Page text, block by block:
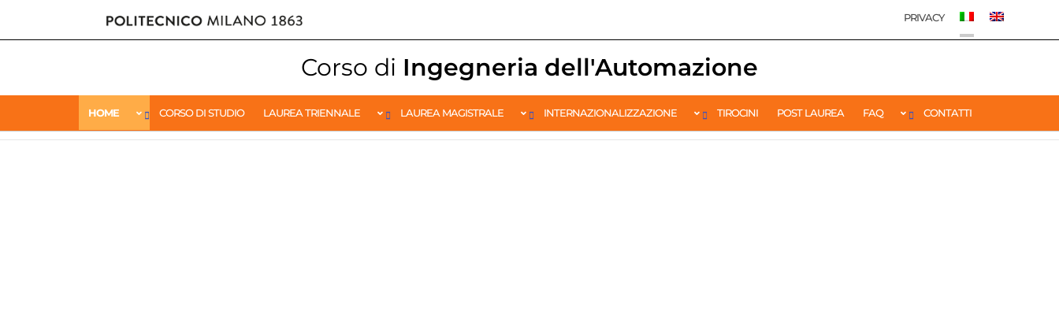
Corso di Ingegneria dell'Automazione
HOME CORSO DI STUDIO LAUREA TRIENNALE LAUREA MAGISTRALE INTERNAZIONALIZZAZIONE TIROCINI POST LAUREA FAQ CONTATTI
PRIVACY